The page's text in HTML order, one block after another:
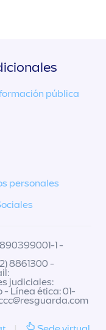
pública
personales
1 -
8861300 -
judiciales:
- Línea ética: 01-